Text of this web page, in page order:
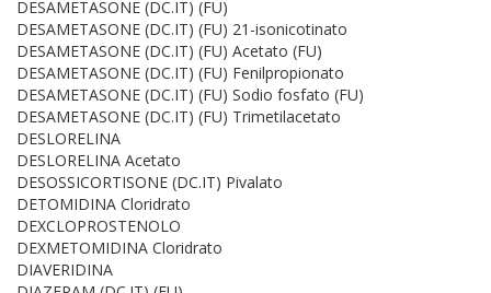
DESAMETASONE (DC.IT) (FU)
DESAMETASONE (DC.IT) (FU) 21-isonicotinato
DESAMETASONE (DC.IT) (FU) Acetato (FU)
DESAMETASONE (DC.IT) (FU) Fenilpropionato
DESAMETASONE (DC.IT) (FU) Sodio fosfato (FU)
DESAMETASONE (DC.IT) (FU) Trimetilacetato
DESLORELINA
DESLORELINA Acetato
DESOSSICORTISONE (DC.IT) Pivalato
DETOMIDINA Cloridrato
DEXCLOPROSTENOLO
DEXMETOMIDINA Cloridrato
DIAVERIDINA